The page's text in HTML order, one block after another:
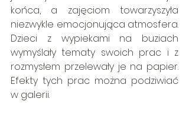
końca, a zajęciom towarzyszyła
niezwykle emocjonująca atmosfera.
Dzieci z wypiekami na buziach
wymyślały tematy swoich prac i z
rozmysłem przelewały je na papier.
Efekty tych prac można podziwiać
w galerii.